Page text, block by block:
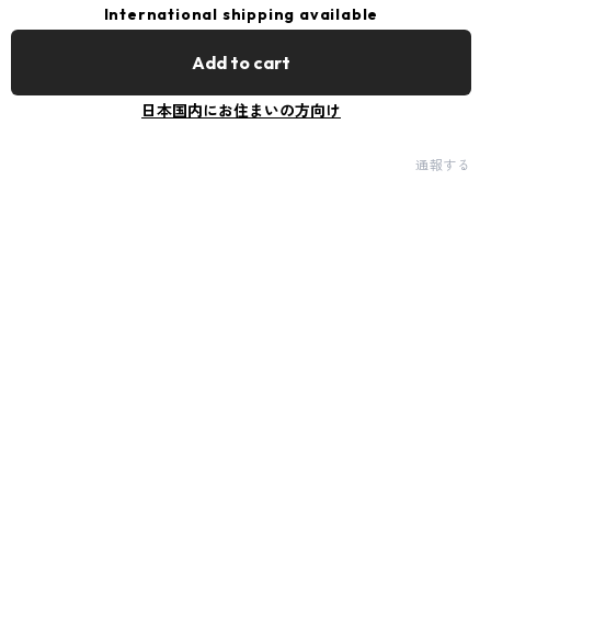
International shipping available
Add to cart
日本国内にお住まいの方向け
通報する